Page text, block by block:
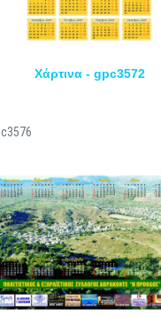
Χάρτινα - gpc3572